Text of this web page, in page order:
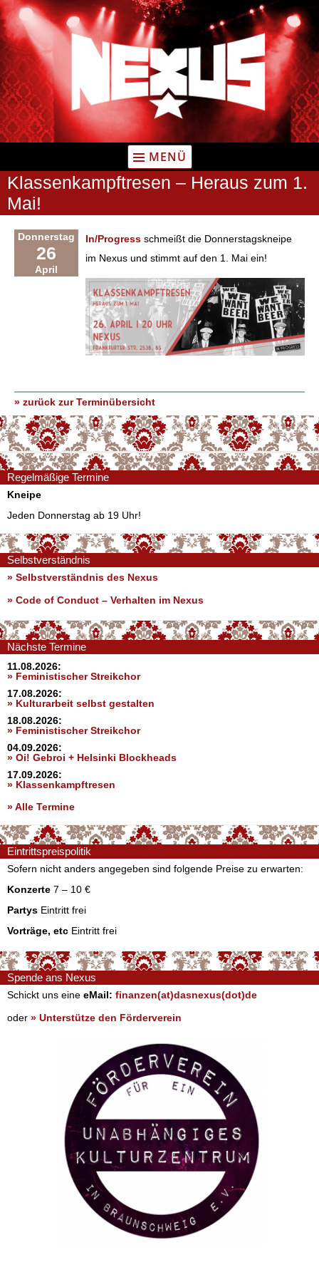
Zum
Inhalt
springen
MENÜ
Klassenkampftresen – Heraus zum 1.
Mai!
Donnerstag
26
April
In/Progress schmeißt die Donnerstagskneipe
im Nexus und stimmt auf den 1. Mai ein!
» zurück zur Terminübersicht
Regelmäßige Termine
Kneipe
Jeden Donnerstag ab 19 Uhr!
Selbstverständnis
» Selbstverständnis des Nexus
» Code of Conduct – Verhalten im Nexus
Nächste Termine
11.08.2026:
» Feministischer Streikchor
17.08.2026:
» Kulturarbeit selbst gestalten
18.08.2026:
» Feministischer Streikchor
04.09.2026:
» Oi! Gebroi + Helsinki Blockheads
17.09.2026:
» Klassenkampftresen
» Alle Termine
Eintrittspreispolitik
Sofern nicht anders angegeben sind folgende Preise zu erwarten:
Konzerte 7 – 10 €
Partys Eintritt frei
Vorträge, etc Eintritt frei
Spende ans Nexus
Schickt uns eine eMail: finanzen(at)dasnexus(dot)de
oder » Unterstütze den Förderverein